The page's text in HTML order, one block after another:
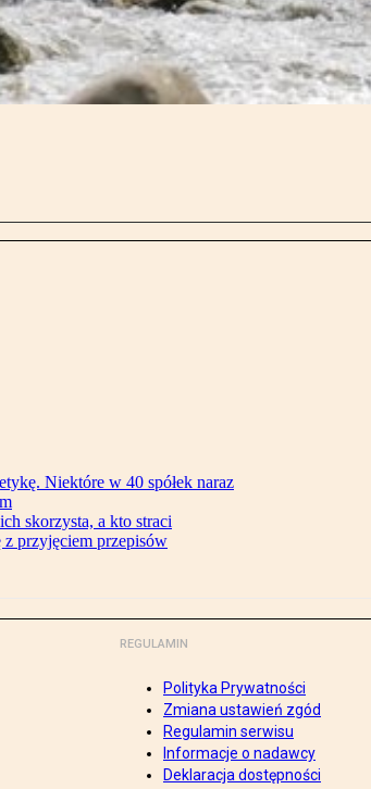
Niektóre w 40 spółek naraz
skorzysta, a kto straci
z przyjęciem przepisów
REGULAMIN
Polityka Prywatności
Zmiana ustawień zgód
Regulamin serwisu
Informacje o nadawcy
Deklaracja dostępności